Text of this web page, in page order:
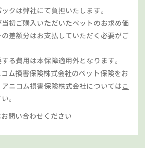
クは弊社にて負担いたします。
初ご購入いただいたペットのお求め価
差額分はお支払していただく必要がご
る費用は本保障適用外となります。
ム損害保険株式会社のペット保険をお
ニコム損害保険株式会社についてはこ
。
問い合わせください